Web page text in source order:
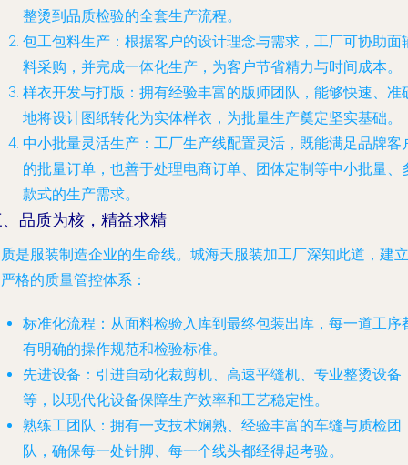
整烫到品质检验的全套生产流程。
包工包料生产 ：根据客户的设计理念与需求，工厂可协助面
料采购，并完成一体化生产，为客户节省精力与时间成本。
样衣开发与打版 ：拥有经验丰富的版师团队，能够快速、准
地将设计图纸转化为实体样衣，为批量生产奠定坚实基础。
中小批量灵活生产 ：工厂生产线配置灵活，既能满足品牌客
的批量订单，也善于处理电商订单、团体定制等中小批量、
款式的生产需求。
品质为核，精益求精
是服装制造企业的生命线。城海天服装加工厂深知此道，建立
格的质量管控体系：
标准化流程 ：从面料检验入库到最终包装出库，每一道工序
有明确的操作规范和检验标准。
先进设备 ：引进自动化裁剪机、高速平缝机、专业整烫设备
等，以现代化设备保障生产效率和工艺稳定性。
熟练工团队 ：拥有一支技术娴熟、经验丰富的车缝与质检团
队，确保每一处针脚、每一个线头都经得起考验。